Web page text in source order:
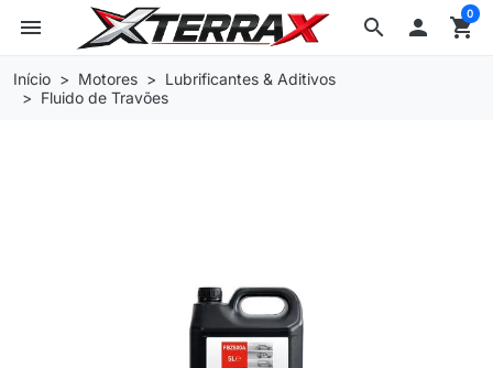
search
menu  shopping_cart
0
Início Motores
Lubrificantes & Aditivos
Fluido de Travões